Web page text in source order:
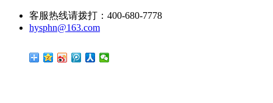
客服热线请拨打：400-680-7778
hysphn@163.com